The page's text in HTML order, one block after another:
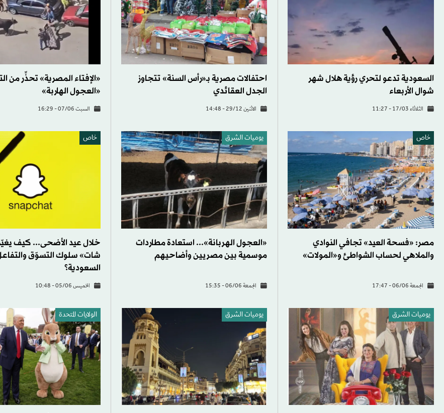
السعودية تدعو لتحري رؤية هلال شهر
شوال الأربعاء
الثلاثاء 17/03 - 11:27
احتفالات مصرية بـ«رأس السنة» تتجاوز
الجدل العقائدي
الاثنين 29/12 - 14:48
«الإفتاء المصرية» تحذِّر من
«العجول الهاربة»
السبت 07/06 - 16:29
خاص
مصر: «فسحة العيد» تجافي النوادي
والملاهي لحساب الشواطئ و«المولات»
الجمعة 06/06 - 17:47
يوميات الشرق
«العجول الهربانة»... استعادة مطاردات
موسمية بين مصريين وأضاحيهم
الجمعة 06/06 - 15:35
خاص
خلال عيد الأضحى... كيف
شات» سلوك التسوّق
السعودية؟
الخميس 05/06 - 10:48
يوميات الشرق يوميات الشرق الولايات المتحدة​